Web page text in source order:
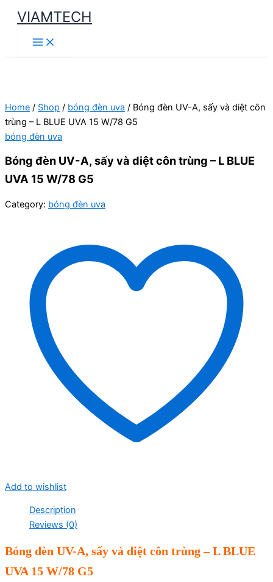
Skip
content
VIAMTECH
Main
Menu
Home / Shop / bóng đèn uva / Bóng đèn UV-A, sấy và diệt côn
trùng – L BLUE UVA 15 W/78 G5
bóng đèn uva
Bóng đèn UV-A, sấy và diệt côn trùng – L BLUE
UVA 15 W/78 G5
Category: bóng đèn uva
Add to wishlist
Description
Reviews (0)
Bóng đèn UV-A, sấy và diệt côn trùng – L BLUE
UVA 15 W/78 G5